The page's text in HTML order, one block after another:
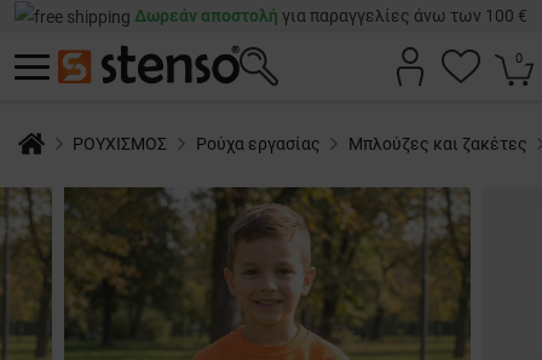
Δωρεάν αποστολή για παραγγελίες άνω των 100 €
0
ΡΟΥΧΙΣΜΟΣ Ρούχα εργασίας Μπλούζες και ζακέτες